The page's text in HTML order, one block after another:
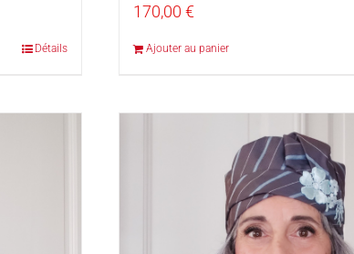
Détails
170,00€
Ajouter au panier